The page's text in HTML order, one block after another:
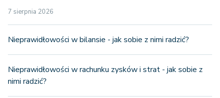
7 sierpnia 2026
Nieprawidłowości w bilansie - jak sobie z nimi radzić?
Nieprawidłowości w rachunku zysków i strat - jak sobie z
nimi radzić?